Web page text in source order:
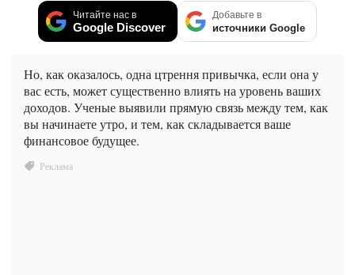
Читайте нас в
Google Discover
Добавьте в
источники Google
Но, как оказалось, одна цтрення привычка, если она у
вас есть, может существенно влиять на уровень ваших
доходов. Ученые выявили прямую связь между тем, как
вы начинаете утро, и тем, как складывается ваше
финансовое будущее.